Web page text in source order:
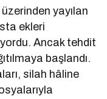
yayılan
ekleri
Ancak tehdit
başlandı.
silah hâline